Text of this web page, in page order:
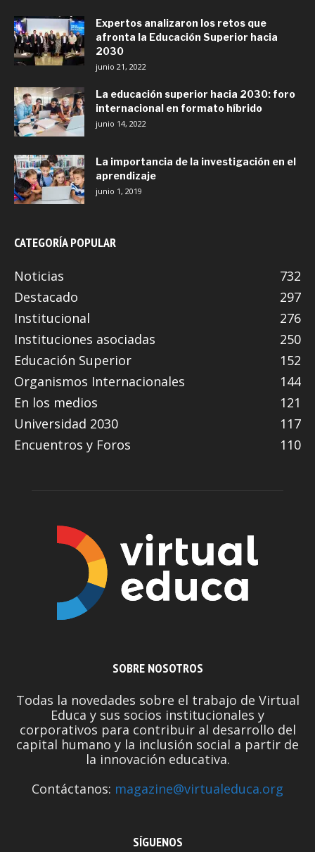
Expertos analizaron los retos que
afronta la Educación Superior hacia
2030
junio 21, 2022
La educación superior hacia 2030: foro
internacional en formato híbrido
junio 14, 2022
La importancia de la investigación en el
aprendizaje
junio 1, 2019
CATEGORÍA POPULAR
Noticias
732
Destacado
297
Institucional
276
Instituciones asociadas
250
Educación Superior
152
Organismos Internacionales
144
En los medios
121
Universidad 2030
117
Encuentros y Foros
110
SOBRE NOSOTROS
Todas la novedades sobre el trabajo de Virtual
Educa y sus socios institucionales y
corporativos para contribuir al desarrollo del
capital humano y la inclusión social a partir de
la innovación educativa.
Contáctanos: magazine@virtualeduca.org
SÍGUENOS